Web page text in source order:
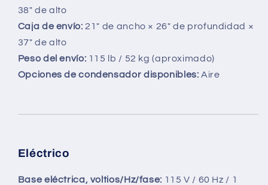
38″ de alto
Caja de envío: 21″ de ancho × 26″ de profundidad ×
37″ de alto
Peso del envío: 115 lb / 52 kg (aproximado)
Opciones de condensador disponibles: Aire
Eléctrico
Base eléctrica, voltios/Hz/fase: 115 V / 60 Hz / 1